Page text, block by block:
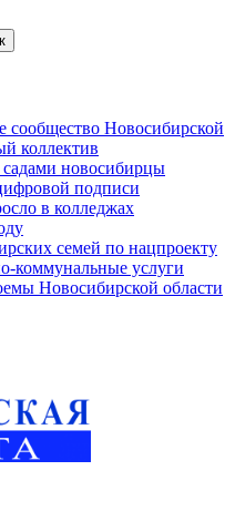
сообщество Новосибирской
коллектив
садами новосибирцы
подписи
в колледжах
семей по нацпроекту
коммунальные услуги
Новосибирской области